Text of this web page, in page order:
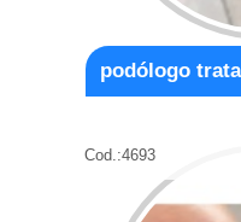
podólogo
Cod.:4693